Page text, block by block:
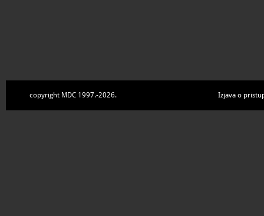
copyright MDC 1997.-2026. Izjava o